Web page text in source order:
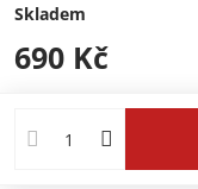
Skladem
690 Kč